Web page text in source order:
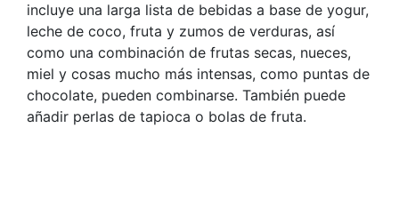
incluye una larga lista de bebidas a base de yogur,
leche de coco, fruta y zumos de verduras, así
como una combinación de frutas secas, nueces,
miel y cosas mucho más intensas, como puntas de
chocolate, pueden combinarse. También puede
añadir perlas de tapioca o bolas de fruta.